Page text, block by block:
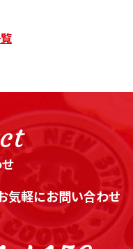
気軽にお問い合わせ